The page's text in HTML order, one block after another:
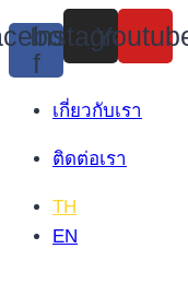
Skip
to
content
f
Instagram
เกี่ยวกับเรา
ติดต่อเรา
TH
EN